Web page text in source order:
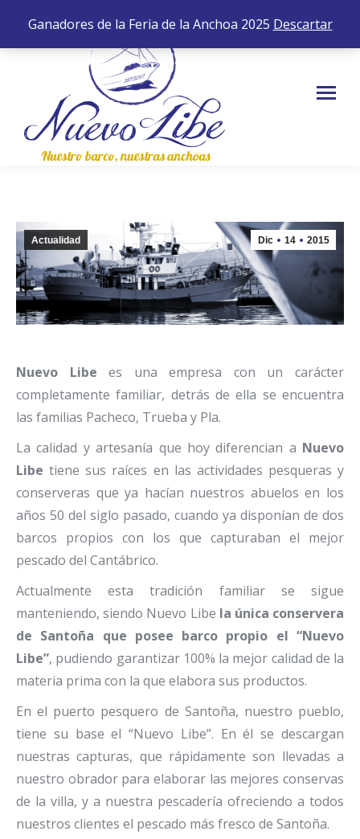
Dic 14 2015
Actualidad
Nuevo Libe es una empresa con un carácter
completamente familiar, detrás de ella se encuentra
las familias Pacheco, Trueba y Pla.
La calidad y artesanía que hoy diferencian a Nuevo
Libe tiene sus raíces en las actividades pesqueras y
conserveras que ya hacían nuestros abuelos en los
años 50 del siglo pasado, cuando ya disponían de dos
barcos propios con los que capturaban el mejor
pescado del Cantábrico.
Actualmente esta tradición familiar se sigue
manteniendo, siendo Nuevo Libe la única conservera
de Santoña que posee barco propio el “Nuevo
Libe”, pudiendo garantizar 100% la mejor calidad de la
materia prima con la que elabora sus productos.
En el puerto pesquero de Santoña, nuestro pueblo,
tiene su base el “Nuevo Libe”. En él se descargan
nuestras capturas, que rápidamente son llevadas a
nuestro obrador para elaborar las mejores conservas
de la villa, y a nuestra pescadería ofreciendo a todos
nuestros clientes el pescado más fresco de Santoña.
Ganadores de la Feria de la Anchoa 2025 Descartar